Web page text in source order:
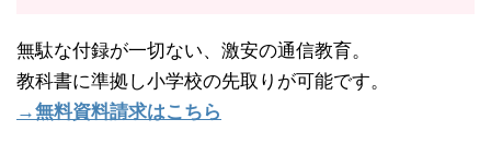
無駄な付録が一切ない、激安の通信教育。
教科書に準拠し小学校の先取りが可能です。
→無料資料請求はこちら